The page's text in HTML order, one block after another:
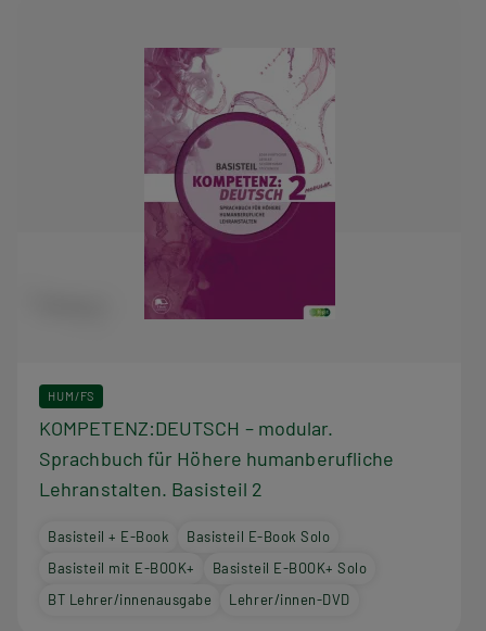
HUM/FS
KOMPETENZ:DEUTSCH – modular.
Sprachbuch für Höhere humanberufliche
Lehranstalten. Basisteil 2
Basisteil + E-Book
Basisteil E-Book Solo
Basisteil mit E-BOOK+
Basisteil E-BOOK+ Solo
BT Lehrer/innenausgabe
Lehrer/innen-DVD